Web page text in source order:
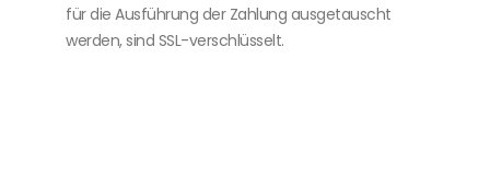
für die Ausführung der Zahlung ausgetauscht
werden, sind SSL-verschlüsselt.